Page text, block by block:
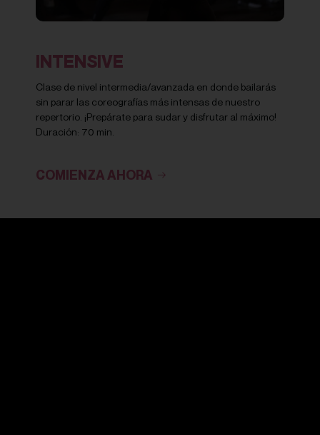
INTENSIVE
Clase de nivel intermedia/avanzada en donde bailarás
sin parar las coreografías más intensas de nuestro
repertorio. ¡Prepárate para sudar y disfrutar al máximo!
Duración: 70 min.
COMIENZA AHORA